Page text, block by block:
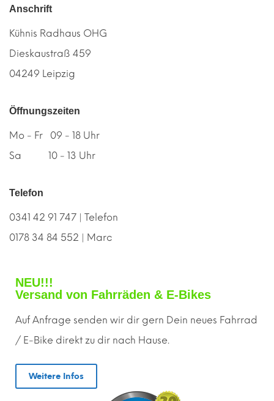
Anschrift
Kühnis Radhaus OHG
Dieskaustraß 459
04249 Leipzig
Öffnungszeiten
Mo - Fr 09 - 18 Uhr
Sa 10 - 13 Uhr
Telefon
0341 42 91 747 | Telefon
0178 34 84 552 | Marc
NEU!!!
Versand von Fahrräden & E-Bikes
Auf Anfrage senden wir dir gern Dein neues Fahrrad
/ E-Bike direkt zu dir nach Hause.
Weitere Infos